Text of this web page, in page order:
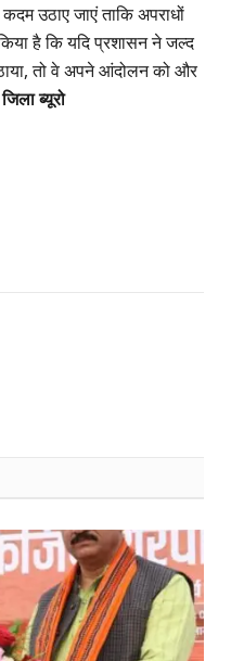
उठाए जाएं ताकि अपराधों
है कि यदि प्रशासन ने जल्द
तो वे अपने आंदोलन को और
ब्यूरो